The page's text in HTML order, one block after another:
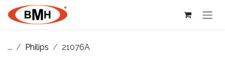
Ir al contenido
... Philips 21076A